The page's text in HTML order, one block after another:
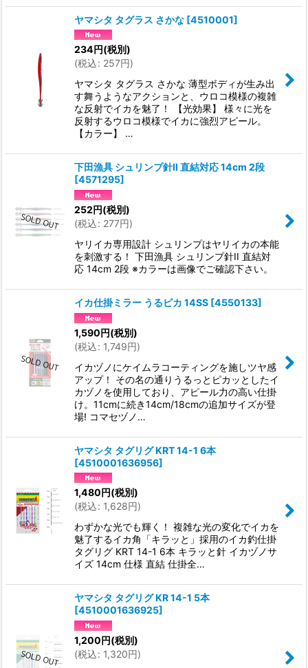
ヤマシタ タグラス さかな [4510001]
234円(税別)
(税込: 257円)
ヤマシタ タグラス さかな 薄型ボディが生み出
す舞うようなアクションと、ウロコ模様の複雑
な反射でイカを魅了！ 【光効果】 様々に光を
反射するウロコ模様でイカに強烈アピール。
【カラー】 …
下田漁具 シュリンプ針II 直結対応 14cm 2段
[4571295]
252円(税別)
(税込: 277円)
ヤリイカ専用設計 シュリンプはヤリイカの本能
を刺激する！ 下田漁具 シュリンプ針II 直結対
応 14cm 2段 ※カラーは画像でご確認下さい。
イカ仕掛ミラー うるピカ 14SS [4550133]
1,590円(税別)
(税込: 1,749円)
イカヅノにケイムラコーティングを施しツヤ感
アップ！ その名の通りうるっとピカッとしたイ
カヅノを使用しており、アピール力の高い仕掛
け。11cmに続き14cm/18cmの追加サイズが登
場! コマセヅノ…
ヤマシタ タグリグ KRT 14-1 6本
[4510001636956]
1,480円(税別)
(税込: 1,628円)
わずかな光でも輝く！ 複雑な光の変化でイカを
魅了するイカ角「キラッと」採用のイカ釣仕掛
タグリグ KRT 14-1 6本 キラッと針 イカヅノサ
イズ 14cm 仕様 直結 仕掛全…
ヤマシタ タグリグ KR 14-1 5本
[4510001636925]
1,200円(税別)
(税込: 1,320円)